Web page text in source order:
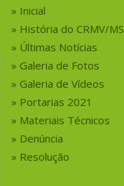
Inicial
História do CRMV/MS
Últimas Notícias
Galeria de Fotos
Galeria de Vídeos
Portarias 2021
Materiais Técnicos
Denúncia
Resolução